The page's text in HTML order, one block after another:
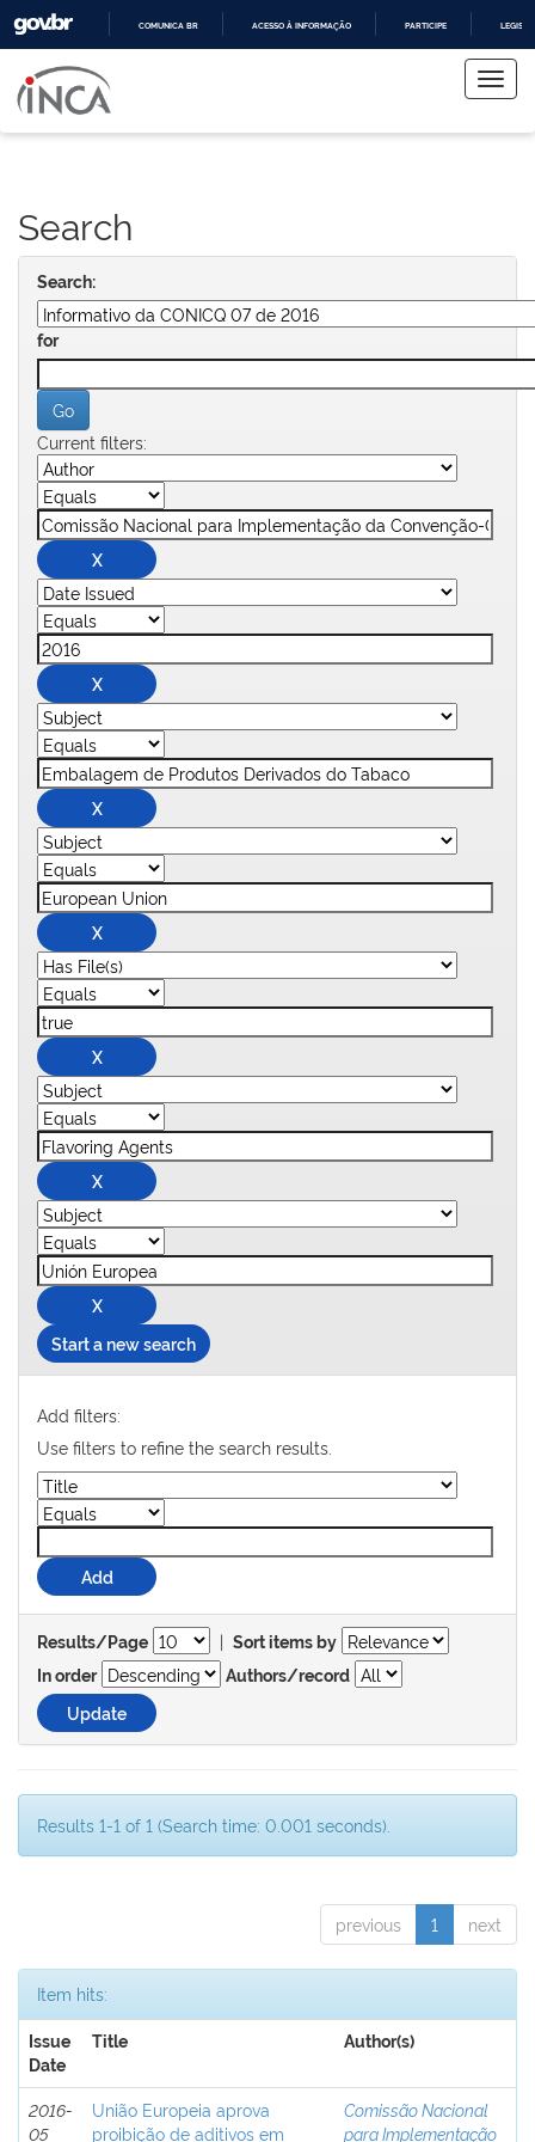
COMUNICA BR ACESSO À INFORMAÇÃO PARTICIPE
navigation
Search
Search:
for
Current filters:
Start a new search
Add filters:
Use filters to refine the search results.
Results/Page | Sort items by
In order
Authors/record
Results 1-1 of 1 (Search time: 0.001 seconds).
previous 1 next
Item hits:
Issue
Date
Title Author(s)
2016-
05
União Europeia aprova
proibição de aditivos em
Comissão Nacional
para Implementação